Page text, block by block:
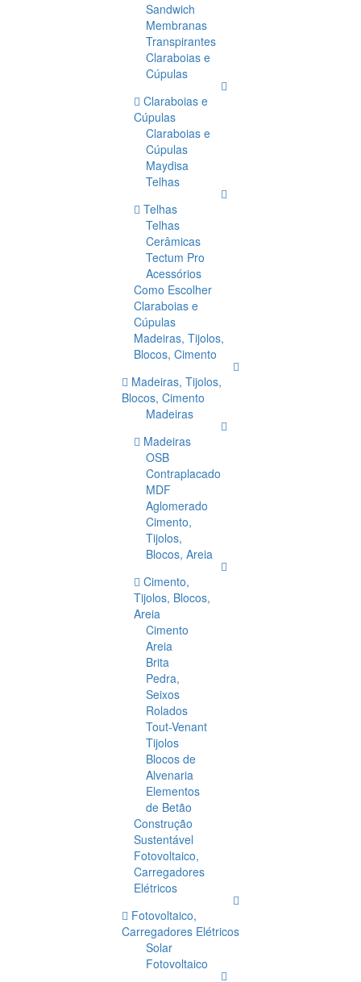
Sandwich
Membranas
Transpirantes
Claraboias e
Cúpulas
Claraboias e
Cúpulas
Claraboias e
Cúpulas
Maydisa
Telhas
Telhas
Telhas
Cerâmicas
Tectum Pro
Acessórios
Como Escolher
Claraboias e
Cúpulas
Madeiras, Tijolos,
Blocos, Cimento
Madeiras, Tijolos,
Blocos, Cimento
Madeiras
Madeiras
OSB
Contraplacado
MDF
Aglomerado
Cimento,
Tijolos,
Blocos, Areia
Cimento,
Tijolos, Blocos,
Areia
Cimento
Areia
Brita
Pedra,
Seixos
Rolados
Tout-Venant
Tijolos
Blocos de
Alvenaria
Elementos
de Betão
Construção
Sustentável
Fotovoltaico,
Carregadores
Elétricos
Fotovoltaico,
Carregadores Elétricos
Solar
Fotovoltaico